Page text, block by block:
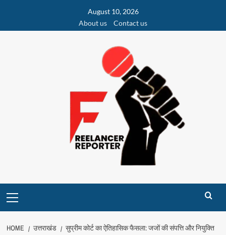
content
August 10, 2026
About us
Contact us
Menu
HOME उत्तराखंड
सुप्रीम कोर्ट का ऐतिहासिक फैसला: जजों की संपत्ति और नियुक्ति